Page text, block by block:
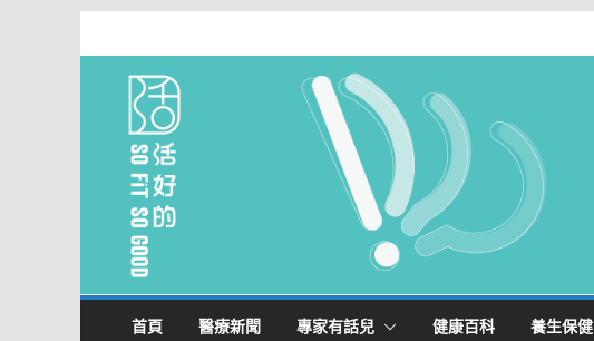
content
首頁 醫療新聞 專家有話兒 健康百科 養生保健